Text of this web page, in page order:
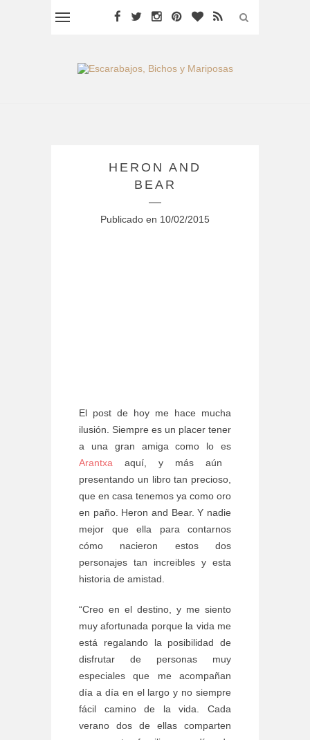
HERON AND
BEAR
Publicado en 10/02/2015
El post de hoy me hace mucha
ilusión. Siempre es un placer tener
a una gran amiga como lo es
Arantxa aquí, y más aún
presentando un libro tan precioso,
que en casa tenemos ya como oro
en paño. Heron and Bear. Y nadie
mejor que ella para contarnos
cómo nacieron estos dos
personajes tan increibles y esta
historia de amistad.
“Creo en el destino, y me siento
muy afortunada porque la vida me
está regalando la posibilidad de
disfrutar de personas muy
especiales que me acompañan
día a día en el largo y no siempre
fácil camino de la vida. Cada
verano dos de ellas comparten